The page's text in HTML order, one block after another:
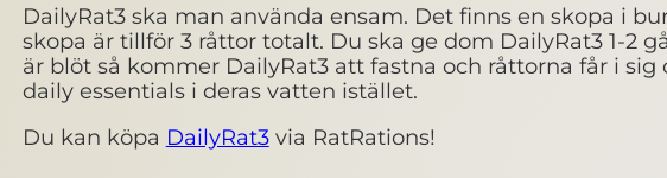
DailyRat3 ska man använda ensam. Det finns en skopa i
skopa är tillför 3 råttor totalt. Du ska ge dom DailyRat3 1-2
är blöt så kommer DailyRat3 att fastna och råttorna får i
daily essentials i deras vatten istället.
Du kan köpa DailyRat3via RatRations!